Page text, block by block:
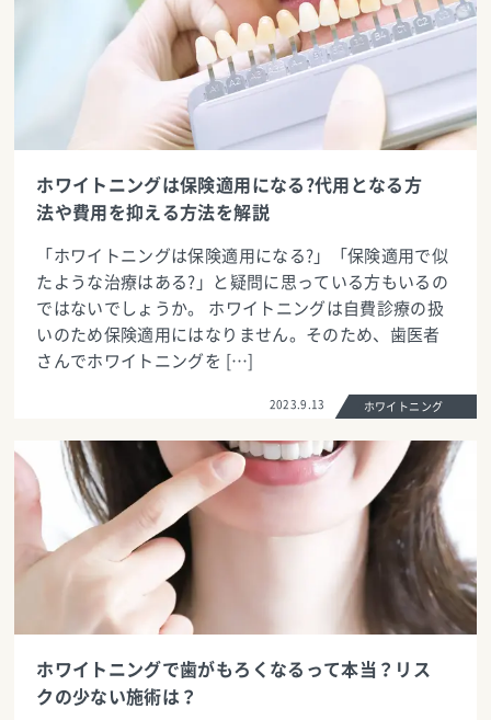
ホワイトニングは保険適用になる?代用となる方
法や費用を抑える方法を解説
「ホワイトニングは保険適用になる?」「保険適用で似
たような治療はある?」と疑問に思っている方もいるの
ではないでしょうか。 ホワイトニングは自費診療の扱
いのため保険適用にはなりません。そのため、歯医者
さんでホワイトニングを […]
2023.9.13 ホワイトニング
ホワイトニングで歯がもろくなるって本当？リス
クの少ない施術は？